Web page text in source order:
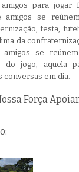
para jogar
amigos se
festa,
da
se
do jogo, aquela
as conversas
Força